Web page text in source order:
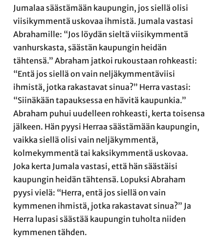
Jumalaa säästämään kaupungin, jos siellä olisi
viisikymmentä uskovaa ihmistä. Jumala vastasi
Abrahamille: “Jos löydän sieltä viisikymmentä
vanhurskasta, säästän kaupungin heidän
tähtensä.” Abraham jatkoi rukoustaan rohkeasti:
“Entä jos siellä on vain neljäkymmentäviisi
ihmistä, jotka rakastavat sinua?” Herra vastasi:
“Siinäkään tapauksessa en hävitä kaupunkia.”
Abraham puhui uudelleen rohkeasti, kerta toisensa
jälkeen. Hän pyysi Herraa säästämään kaupungin,
vaikka siellä olisi vain neljäkymmentä,
kolmekymmentä tai kaksikymmentä uskovaa.
Joka kerta Jumala vastasi, että hän säästäisi
kaupungin heidän tähtensä. Lopuksi Abraham
pyysi vielä: “Herra, entä jos siellä on vain
kymmenen ihmistä, jotka rakastavat sinua?” Ja
Herra lupasi säästää kaupungin tuholta niiden
kymmenen tähden.